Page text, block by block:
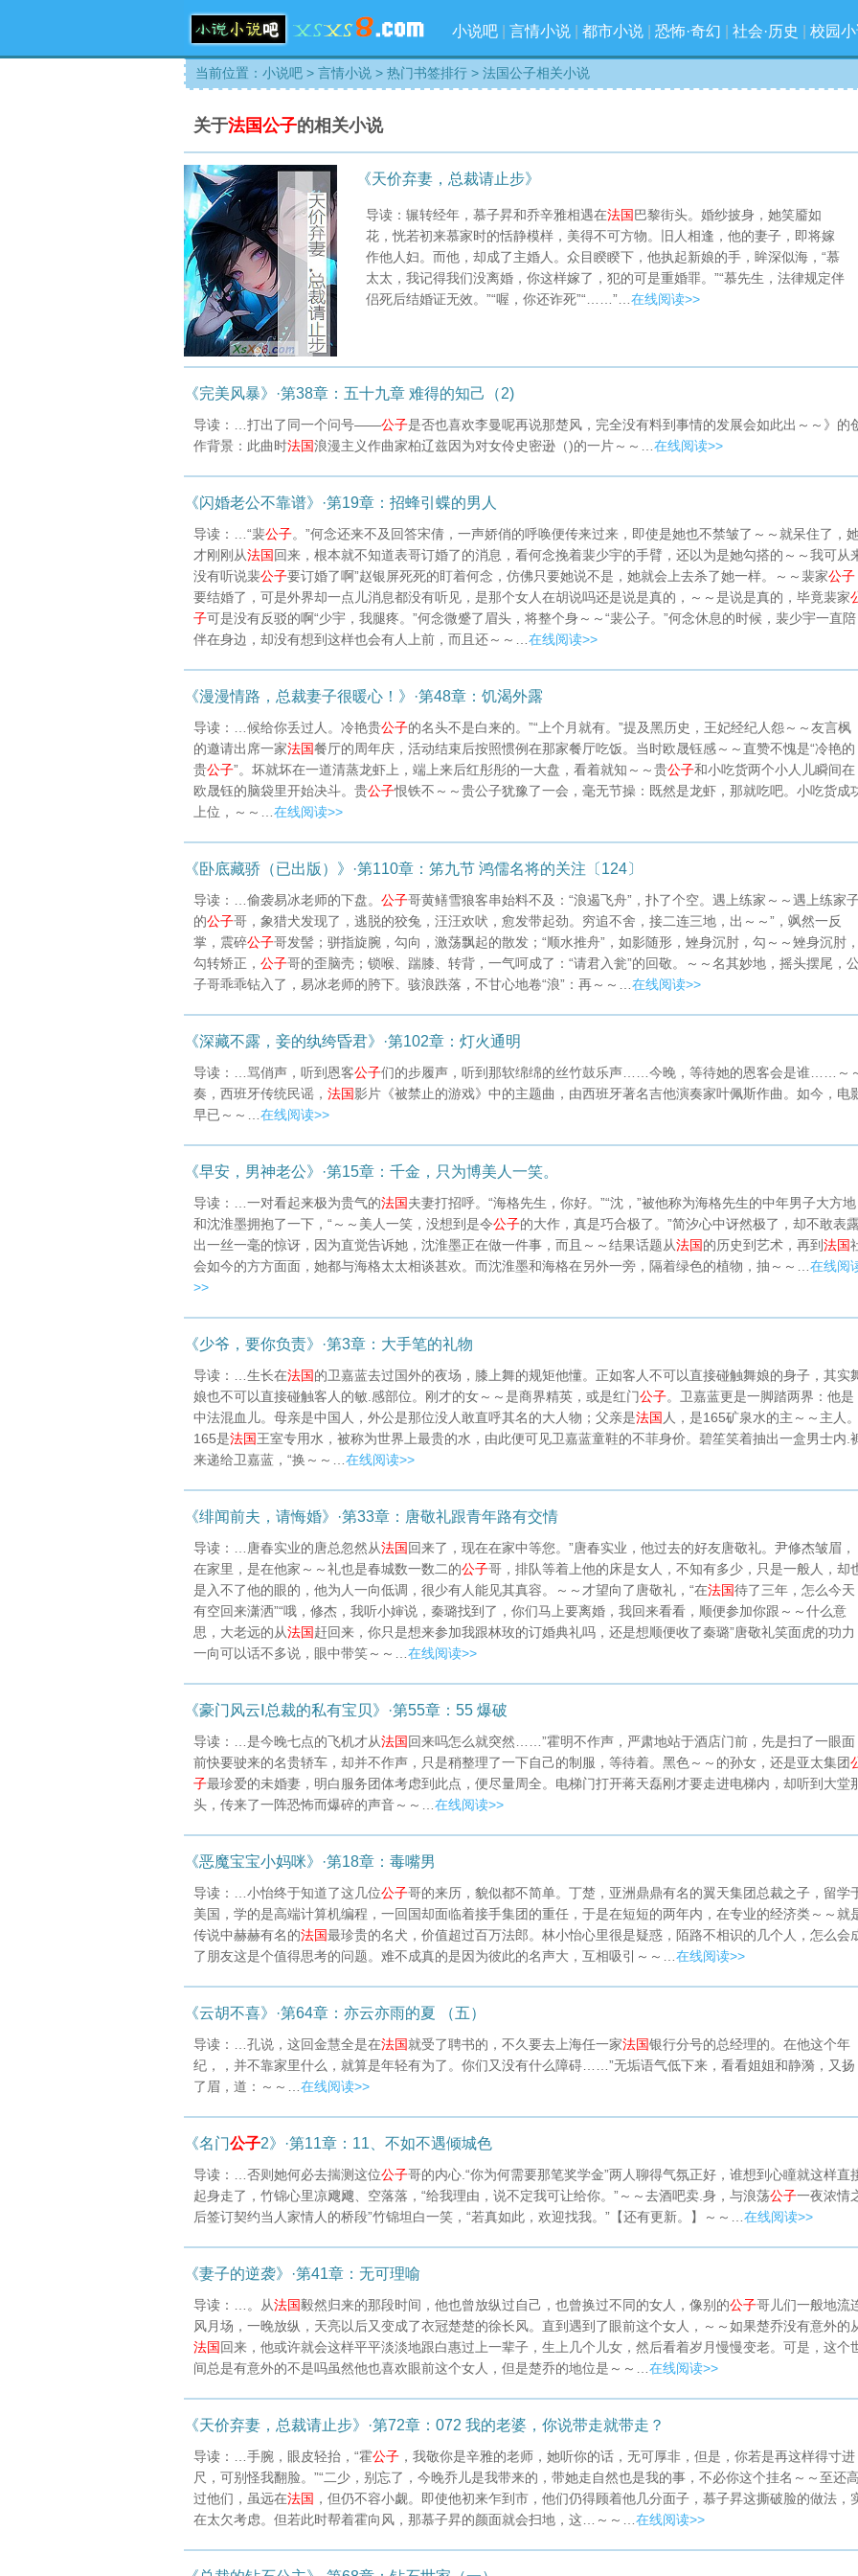
小说吧 言情小说 都市小说 恐怖·奇幻 社会·历史 校园
当前位置： 小说吧 > 言情小说 > 热门书签排行 > 法国公子相关小说
关于法国公子的相关小说
《天价弃妻，总裁请止步》
导读：辗转经年，慕子昇和乔辛雅相遇在法国巴黎街头。婚纱披身，她笑靥如
花，恍若初来慕家时的恬静模样，美得不可方物。旧人相逢，他的妻子，即将嫁
作他人妇。而他，却成了主婚人。众目睽睽下，他执起新娘的手，眸深似海，“慕
太太，我记得我们没离婚，你这样嫁了，犯的可是重婚罪。”“慕先生，法律规定伴
侣死后结婚证无效。”“喔，你还诈死”“……”… 在线阅读>>
《完美风暴》·第38章：五十九章 难得的知己（2)
导读：…打出了同一个问号——公子是否也喜欢李曼呢再说那楚风，完全没有料到事情的发展会如此出～～》的
作背景：此曲时法国浪漫主义作曲家柏辽兹因为对女伶史密逊（)的一片～～… 在线阅读>>
《闪婚老公不靠谱》·第19章：招蜂引蝶的男人
导读：…“裴公子。”何念还来不及回答宋倩，一声娇俏的呼唤便传来过来，即使是她也不禁皱了～～就呆住了，
才刚刚从法国 回来，根本就不知道表哥订婚了的消息，看何念挽着裴少宇的手臂，还以为是她勾搭的～～我可从
没有听说裴公子要订婚了啊”赵银屏死死的盯着何念，仿佛只要她说不是，她就会上去杀了她一样。～～裴家公子
要结婚了，可是外界却一点儿消息都没有听见，是那个女人在胡说吗还是说是真的，～～是说是真的，毕竟裴家
子可是没有反驳的啊“少宇，我腿疼。”何念微蹙了眉头，将整个身～～“裴公子。”何念休息的时候，裴少宇一直陪
伴在身边，却没有想到这样也会有人上前，而且还～～… 在线阅读>>
《漫漫情路，总裁妻子很暖心！》·第48章：饥渴外露
导读：…候给你丢过人。冷艳贵公子的名头不是白来的。”“上个月就有。”提及黑历史，王妃经纪人怨～～友言枫
的邀请出席一家法国餐厅的周年庆，活动结束后按照惯例在那家餐厅吃饭。当时欧晟钰感～～直赞不愧是“冷艳的
贵公子”。坏就坏在一道清蒸龙虾上，端上来后红彤彤的一大盘，看着就知～～贵公子和小吃货两个小人儿瞬间在
欧晟钰的脑袋里开始决斗。贵公子恨铁不～～贵公子犹豫了一会，毫无节操：既然是龙虾，那就吃吧。小吃货成
上位，～～… 在线阅读>>
《卧底藏骄（已出版）》·第110章：笫九节 鸿儒名将的关注〔124〕
导读：…偷袭易冰老师的下盘。 公子哥黄鳝雪狼客串始料不及：“浪遏飞舟”，扑了个空。遇上练家～～遇上练家
的公子哥，象猎犬发现了，逃脱的狡兔，汪汪欢吠，愈发带起劲。穷追不舍，接二连三地，出～～”，飒然一反
掌，震碎公子哥发髻；骈指旋腕，勾向，激荡飘起的散发；“顺水推舟”，如影随形，矬身沉肘，勾～～矬身沉肘，
勾转矫正， 公子哥的歪脑壳；锁喉、踹膝、转背，一气呵成了：“请君入瓮”的回敬。～～名其妙地，摇头摆尾，公
子哥乖乖钻入了，易冰老师的胯下。骇浪跌落，不甘心地卷“浪”：再～～… 在线阅读>>
《深藏不露，妾的纨绔昏君》·第102章：灯火通明
导读：…骂俏声，听到恩客公子们的步履声，听到那软绵绵的丝竹鼓乐声……今晚，等待她的恩客会是谁……～
奏，西班牙传统民谣， 法国影片《被禁止的游戏》中的主题曲，由西班牙著名吉他演奏家叶佩斯作曲。如今，电
早已～～… 在线阅读>>
《早安，男神老公》·第15章：千金，只为博美人一笑。
导读：…一对看起来极为贵气的法国夫妻打招呼。“海格先生，你好。”“沈，”被他称为海格先生的中年男子大方地
和沈淮墨拥抱了一下，“～～美人一笑，没想到是令公子的大作，真是巧合极了。”简汐心中讶然极了，却不敢表
出一丝一毫的惊讶，因为直觉告诉她，沈淮墨正在做一件事，而且～～结果话题从法国的历史到艺术，再到 法国
会如今的方方面面，她都与海格太太相谈甚欢。而沈淮墨和海格在另外一旁，隔着绿色的植物，抽～～… 在线阅
>>
《少爷，要你负责》·第3章：大手笔的礼物
导读：…生长在法国的卫嘉蓝去过国外的夜场，膝上舞的规矩他懂。正如客人不可以直接碰触舞娘的身子，其实
娘也不可以直接碰触客人的敏.感部位。刚才的女～～是商界精英，或是红门公子。卫嘉蓝更是一脚踏两界：他是
中法混血儿。母亲是中国人，外公是那位没人敢直呼其名的大人物；父亲是法国 人，是165矿泉水的主～～主人。
165是法国王室专用水，被称为世界上最贵的水，由此便可见卫嘉蓝童鞋的不菲身价。碧笙笑着抽出一盒男士内.
来递给卫嘉蓝，“换～～… 在线阅读>>
《绯闻前夫，请悔婚》·第33章：唐敬礼跟青年路有交情
导读：…唐春实业的唐总忽然从法国 回来了，现在在家中等您。”唐春实业，他过去的好友唐敬礼。尹修杰皱眉，
在家里，是在他家～～礼也是春城数一数二的公子哥，排队等着上他的床是女人，不知有多少，只是一般人，却
是入不了他的眼的，他为人一向低调，很少有人能见其真容。～～才望向了唐敬礼，“在法国待了三年，怎么今天
有空回来潇洒”“哦，修杰，我听小婶说，秦璐找到了，你们马上要离婚，我回来看看，顺便参加你跟～～什么意
思，大老远的从法国赶回来，你只是想来参加我跟林玫的订婚典礼吗，还是想顺便收了秦璐”唐敬礼笑面虎的功力
一向可以话不多说，眼中带笑～～… 在线阅读>>
《豪门风云Ⅰ总裁的私有宝贝》·第55章：55 爆破
导读：…是今晚七点的飞机才从法国 回来吗怎么就突然……”霍明不作声，严肃地站于酒店门前，先是扫了一眼面
前快要驶来的名贵轿车，却并不作声，只是稍整理了一下自己的制服，等待着。黑色～～的孙女，还是亚太集团
子最珍爱的未婚妻，明白服务团体考虑到此点，便尽量周全。电梯门打开蒋天磊刚才要走进电梯内，却听到大堂
头，传来了一阵恐怖而爆碎的声音～～… 在线阅读>>
《恶魔宝宝小妈咪》·第18章：毒嘴男
导读：…小怡终于知道了这几位公子哥的来历，貌似都不简单。丁楚，亚洲鼎鼎有名的翼天集团总裁之子，留学
美国，学的是高端计算机编程，一回国却面临着接手集团的重任，于是在短短的两年内，在专业的经济类～～就
传说中赫赫有名的法国最珍贵的名犬，价值超过百万法郎。林小怡心里很是疑惑，陌路不相识的几个人，怎么会
了朋友这是个值得思考的问题。难不成真的是因为彼此的名声大，互相吸引～～… 在线阅读>>
《云胡不喜》·第64章：亦云亦雨的夏 （五）
导读：…孔说，这回金慧全是在法国就受了聘书的，不久要去上海任一家法国银行分号的总经理的。在他这个年
纪，，并不靠家里什么，就算是年轻有为了。你们又没有什么障碍……”无垢语气低下来，看看姐姐和静漪，又扬
了眉，道：～～… 在线阅读>>
《名门公子2》·第11章：11、不如不遇倾城色
导读：…否则她何必去揣测这位公子哥的内心.“你为何需要那笔奖学金”两人聊得气氛正好，谁想到心瞳就这样直
起身走了，竹锦心里凉飕飕、空落落，“给我理由，说不定我可让给你。”～～去酒吧卖.身，与浪荡公子一夜浓情
后签订契约当人家情人的桥段”竹锦坦白一笑，“若真如此，欢迎找我。”【还有更新。】～～… 在线阅读>>
《妻子的逆袭》·第41章：无可理喻
导读：…。从法国毅然归来的那段时间，他也曾放纵过自己，也曾换过不同的女人，像别的公子哥儿们一般地流
风月场，一晚放纵，天亮以后又变成了衣冠楚楚的徐长风。直到遇到了眼前这个女人，～～如果楚乔没有意外的
法国 回来，他或许就会这样平平淡淡地跟白惠过上一辈子，生上几个儿女，然后看着岁月慢慢变老。可是，这个
间总是有意外的不是吗虽然他也喜欢眼前这个女人，但是楚乔的地位是～～… 在线阅读>>
《天价弃妻，总裁请止步》·第72章：072 我的老婆，你说带走就带走？
导读：…手腕，眼皮轻抬，“霍公子 ，我敬你是辛雅的老师，她听你的话，无可厚非，但是，你若是再这样得寸进
尺，可别怪我翻脸。”“二少，别忘了，今晚乔儿是我带来的，带她走自然也是我的事，不必你这个挂名～～至还高
过他们，虽远在法国 ，但仍不容小觑。即使他初来乍到市，他们仍得顾着他几分面子，慕子昇这撕破脸的做法，
在太欠考虑。但若此时帮着霍向风，那慕子昇的颜面就会扫地，这…～～… 在线阅读>>